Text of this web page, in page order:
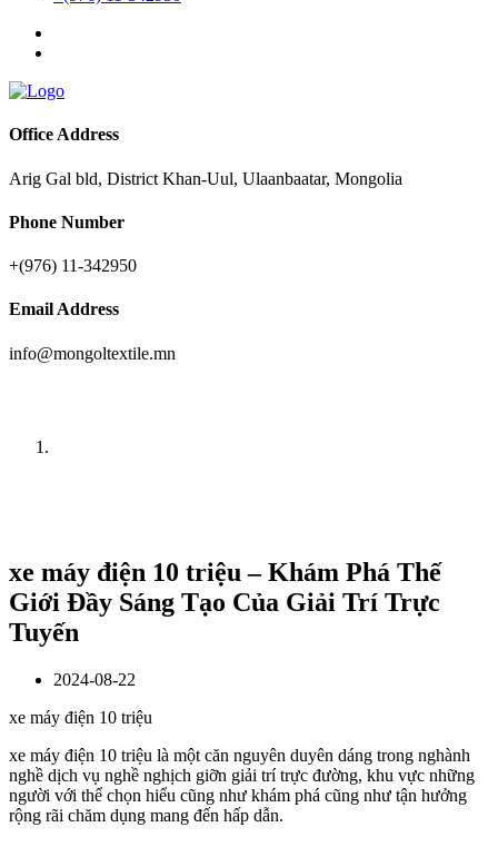
Office Address
Arig Gal bld, District Khan-Uul, Ulaanbaatar, Mongolia
Phone Number
+(976) 11-342950
Email Address
info@mongoltextile.mn
xe máy điện 10 triệu – Khám Phá Thế
Giới Đầy Sáng Tạo Của Giải Trí Trực
Tuyến
2024-08-22
xe máy điện 10 triệu
xe máy điện 10 triệu là một căn nguyên duyên dáng trong nghành
nghề dịch vụ nghề nghịch giỡn giải trí trực đường, khu vực những
người với thể chọn hiểu cũng như khám phá cũng như tận hưởng
rộng rãi chăm dụng mang đến hấp dẫn.